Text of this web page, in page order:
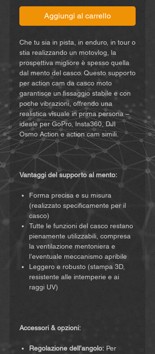
Aggiungi al carrello
Che tu sia in pista, in enduro, in tour o
stia realizzando un motovlog, la
prospettiva migliore è spesso quella
dal mento del casco. Questo supporto
per action cam da casco moto
garantisce un fissaggio stabile e con
poche vibrazioni, offrendo una
realistica visuale in prima persona –
ideale per GoPro, Insta360, DJI
Osmo Action e action cam simili.
Vantaggi del supporto al mento:
Forma precisa e su misura
(realizzato specificamente per il
casco)
Tutte le funzioni del casco restano
pienamente utilizzabili, compresa
la ventilazione mentoniera e
l’eventuale meccanismo apribile
Leggero e robusto (stampa 3D,
resistente alle intemperie e ai
raggi UV)
Accessori & opzioni:
Regolazione dell’angolo: Per